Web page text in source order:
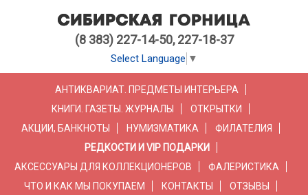
(8 383) 227-14-50, 227-18-37
Select Language ▼
АНТИКВАРИАТ. ПРЕДМЕТЫ ИНТЕРЬЕРА
КНИГИ. ГАЗЕТЫ. ЖУРНАЛЫ
ОТКРЫТКИ
АКЦИИ, БАНКНОТЫ
НУМИЗМАТИКА
ФИЛАТЕЛИЯ
РЕДКОСТИ И VIP ПОДАРКИ
АКСЕССУАРЫ ДЛЯ КОЛЛЕКЦИОНЕРОВ
ФАЛЕРИСТИКА
ЧТО И КАК МЫ ПОКУПАЕМ
КОНТАКТЫ
ОТЗЫВЫ